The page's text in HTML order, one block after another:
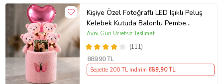
Kişiye Özel Fotoğraflı LED Işıklı Peluş
Kelebek Kutuda Balonlu Pembe
Ayıcık Buketi – Sevgiliye, Kıza,
Arkadaşa Hediye
(111)
Aynı Gün Ücretsiz Teslimat
889,90 TL
Sepette 200 TL İndirim 689,90 TL